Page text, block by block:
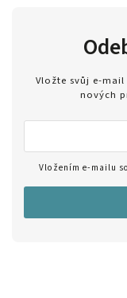
Vložte svůj e-
nových
Vložením e-mailu